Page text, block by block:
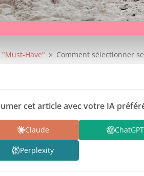
"Must-Have" 9 Comment sélectionner
cet article avec votre IA
Claude ChatGPT
Perplexity